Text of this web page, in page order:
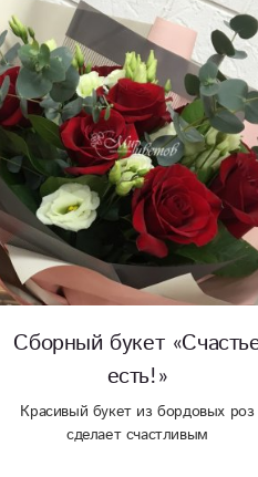
Новинка
Акция
Сборный букет с
хризантемами и герберами
Яркий осенний букет, согреет в
дождливый осенний день